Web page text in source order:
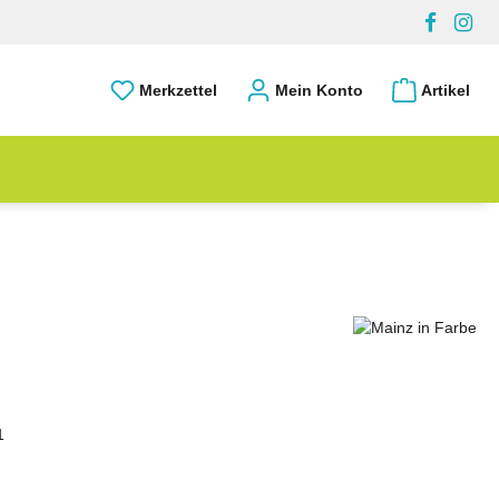
Merkzettel Mein Konto Artikel